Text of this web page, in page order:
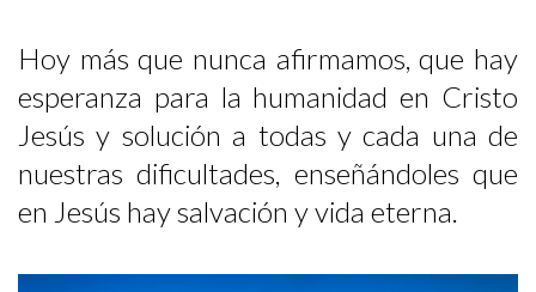
Hoy más que nunca afirmamos, que hay
esperanza para la humanidad en Cristo
Jesús y solución a todas y cada una de
nuestras dificultades, enseñándoles que
en Jesús hay salvación y vida eterna.